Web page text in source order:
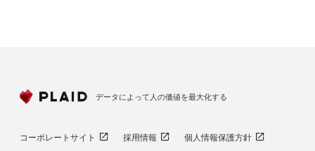
データによって人の価値を最大化する
コーポレートサイト 採用情報
個人情報保護方針